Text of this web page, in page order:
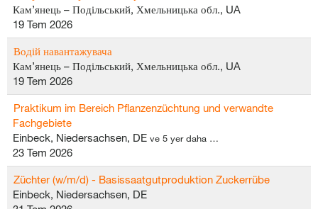
Кам’янець – Подільський, Хмельницька обл., UA
19 Tem 2026
Водій навантажувача
Кам’янець – Подільський, Хмельницька обл., UA
19 Tem 2026
Praktikum im Bereich Pflanzenzüchtung und verwandte
Fachgebiete
Einbeck, Niedersachsen, DE ve 5 yer daha …
23 Tem 2026
Züchter (w/m/d) - Basissaatgutproduktion Zuckerrübe
Einbeck, Niedersachsen, DE